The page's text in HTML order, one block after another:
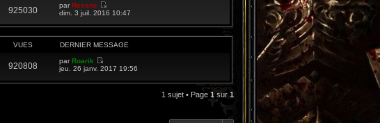
925030
parResane
V
i
l
e
e
r
dim. 3 juil. 2016 10:47
VUES DERNIER MESSAGE
920808
parRoarik
V
i
jeu. 26 janv. 2017 19:56
1 sujet • Page 1sur 1